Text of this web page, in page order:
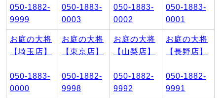
050-1882-
9999
050-1883-
0003
050-1883-
0002
050-1883-
0001
お庭の大将
【埼玉店】
050-1883-
0000
お庭の大将
【東京店】
050-1882-
9998
お庭の大将
【山梨店】
050-1882-
9992
お庭の大将
【長野店】
050-1882-
9991